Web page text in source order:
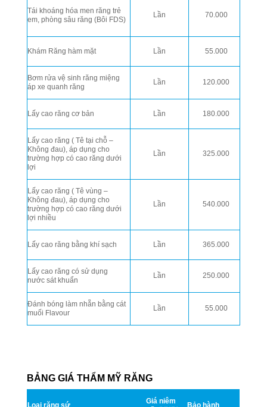
Tái khoáng hóa men răng trẻ
em, phòng sâu răng (Bôi FDS)
Lần 70.000
Khám Răng hàm mặt Lần 55.000
Bơm rửa vệ sinh răng miệng
áp xe quanh răng
Lần 120.000
Lấy cao răng cơ bản Lần 180.000
Lấy cao răng ( Tê tại chỗ –
Không đau), áp dụng cho
trường hợp có cao răng dưới
lợi
Lần 325.000
Lấy cao răng ( Tê vùng –
Không đau), áp dụng cho
trường hợp có cao răng dưới
lợi nhiều
Lần 540.000
Lấy cao răng bằng khí sạch Lần 365.000
Lấy cao răng có sử dụng
nước sát khuẩn
Lần 250.000
Đánh bóng làm nhẵn bằng cát
muối Flavour
Lần 55.000
BẢNG GIÁ THẨM MỸ RĂNG
Loại răng sứ
Giá niêm
Bảo hành